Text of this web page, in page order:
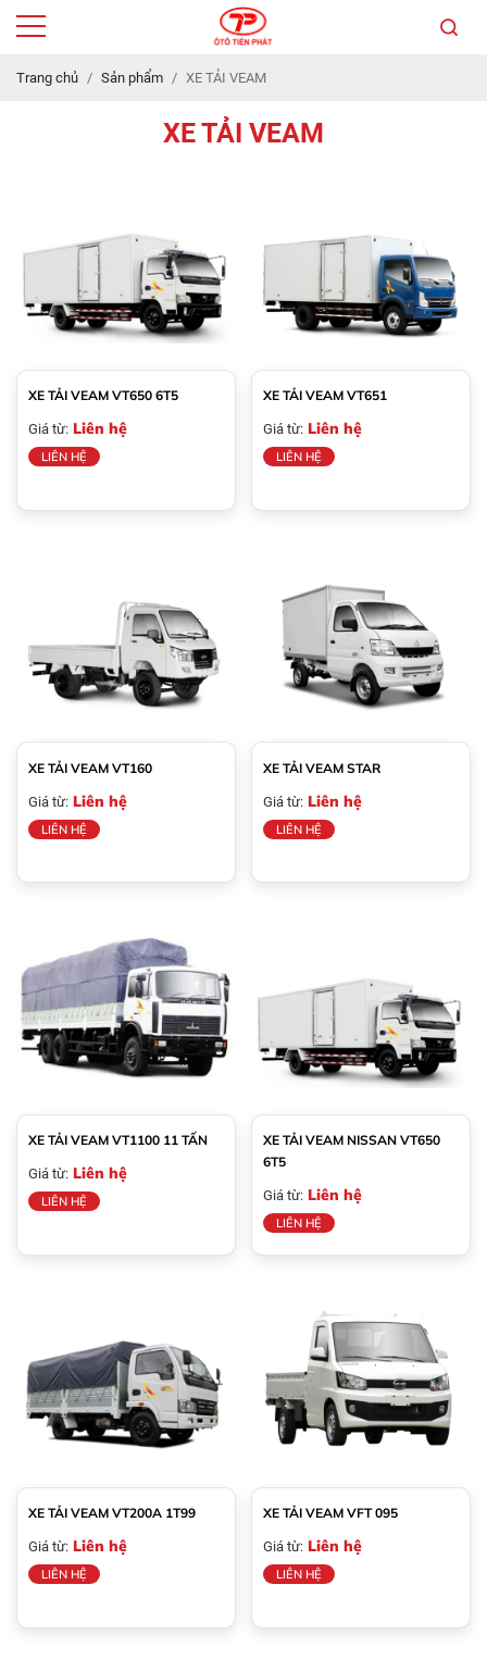
Trang chủ Sản phẩm XE TẢI VEAM
XE TẢI VEAM
XE TẢI VEAM VT650 6T5
Giá từ: Liên hệ
LIÊN HỆ
XE TẢI VEAM VT651
Giá từ: Liên hệ
LIÊN HỆ
XE TẢI VEAM VT160
Giá từ: Liên hệ
LIÊN HỆ
XE TẢI VEAM STAR
Giá từ: Liên hệ
LIÊN HỆ
XE TẢI VEAM VT1100 11 TẤN
Giá từ: Liên hệ
LIÊN HỆ
XE TẢI VEAM NISSAN VT650
6T5
Giá từ: Liên hệ
LIÊN HỆ
XE TẢI VEAM VT200A 1T99
Giá từ: Liên hệ
LIÊN HỆ
XE TẢI VEAM VFT 095
Giá từ: Liên hệ
LIÊN HỆ